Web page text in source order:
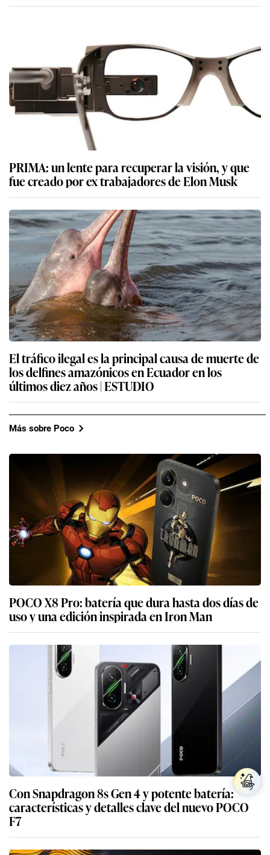
PRIMA: un lente para recuperar la visión, y que
fue creado por ex trabajadores de Elon Musk
El tráfico ilegal es la principal causa de muerte de
los delfines amazónicos en Ecuador en los
últimos diez años | ESTUDIO
Más sobre Poco
POCO X8 Pro: batería que dura hasta dos días de
uso y una edición inspirada en Iron Man
Con Snapdragon 8s Gen 4 y potente batería:
características y detalles clave del nuevo POCO
F7